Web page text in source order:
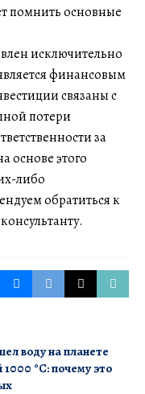
помнить основные
исключительно
финансовым
связаны с
потери
за
основе этого
либо
обратиться к
воду на планете
°C: почему это